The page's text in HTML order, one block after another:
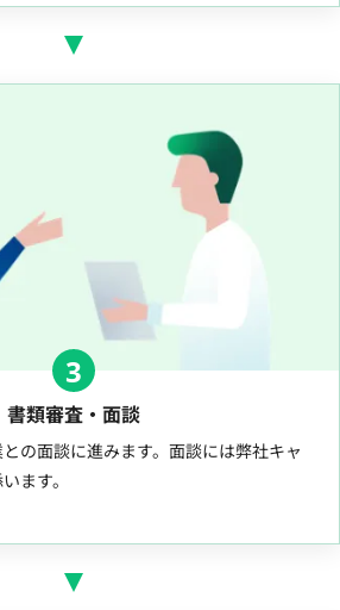
3
書類審査・面談
の面談に進みます。面談には弊社キャ
ます。